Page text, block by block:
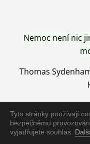
Tyto stránky používají
bezpečnému
vyjadřujete souhlas.
Nemoc není nic
Thomas
Nemoc je vyléčena